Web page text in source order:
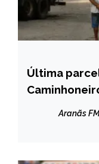
BRASIL
NOTÍCIAS
Última
Aranãs